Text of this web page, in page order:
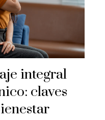
integral
claves